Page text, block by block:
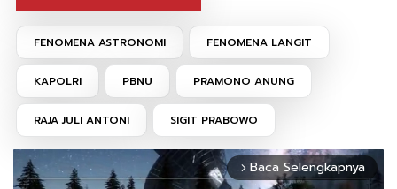
FENOMENA ASTRONOMI FENOMENA LANGIT
KAPOLRI PBNU PRAMONO ANUNG
RAJA JULI ANTONI SIGIT PRABOWO
arrow_forward_ios Baca Selengkapnya